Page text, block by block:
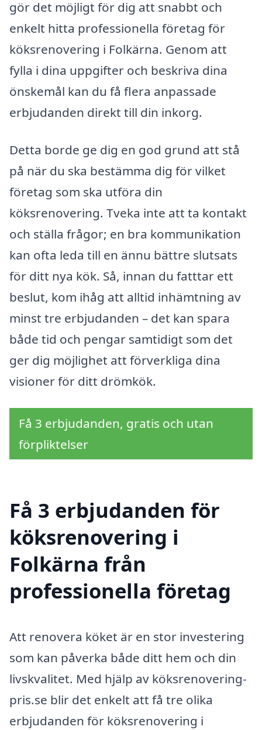
gör det möjligt för dig att snabbt och
enkelt hitta professionella företag för
köksrenovering i Folkärna. Genom att
fylla i dina uppgifter och beskriva dina
önskemål kan du få flera anpassade
erbjudanden direkt till din inkorg.
Detta borde ge dig en god grund att stå
på när du ska bestämma dig för vilket
företag som ska utföra din
köksrenovering. Tveka inte att ta kontakt
och ställa frågor; en bra kommunikation
kan ofta leda till en ännu bättre slutsats
för ditt nya kök. Så, innan du fatttar ett
beslut, kom ihåg att alltid inhämtning av
minst tre erbjudanden – det kan spara
både tid och pengar samtidigt som det
ger dig möjlighet att förverkliga dina
visioner för ditt drömkök.
Få 3 erbjudanden, gratis och utan
förpliktelser
Få 3 erbjudanden för
köksrenovering i
Folkärna från
professionella företag
Att renovera köket är en stor investering
som kan påverka både ditt hem och din
livskvalitet. Med hjälp av köksrenovering-
pris.se blir det enkelt att få tre olika
erbjudanden för köksrenovering i